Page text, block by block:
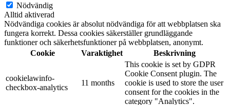
Nödvändig
Alltid aktiverad
Nödvändiga cookies är absolut nödvändiga för att webbplatsen ska
fungera korrekt. Dessa cookies säkerställer grundläggande
funktioner och säkerhetsfunktioner på webbplatsen, anonymt.
Cookie
Varaktighet Beskrivning
cookielawinfo-
checkbox-analytics
11 months
This cookie is set by GDPR
Cookie Consent plugin. The
cookie is used to store the user
consent for the cookies in the
category "Analytics".